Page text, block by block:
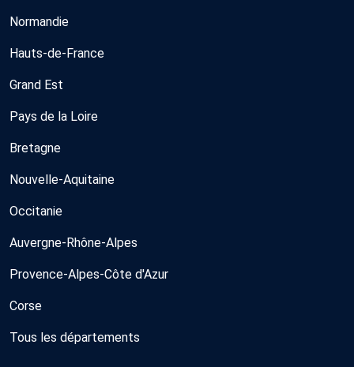
Normandie
Hauts-de-France
Grand Est
Pays de la Loire
Bretagne
Nouvelle-Aquitaine
Occitanie
Auvergne-Rhône-Alpes
Provence-Alpes-Côte d'Azur
Corse
Tous les départements